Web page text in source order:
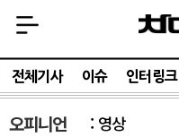
전체기사 이슈 인터링크
오피니언 영상